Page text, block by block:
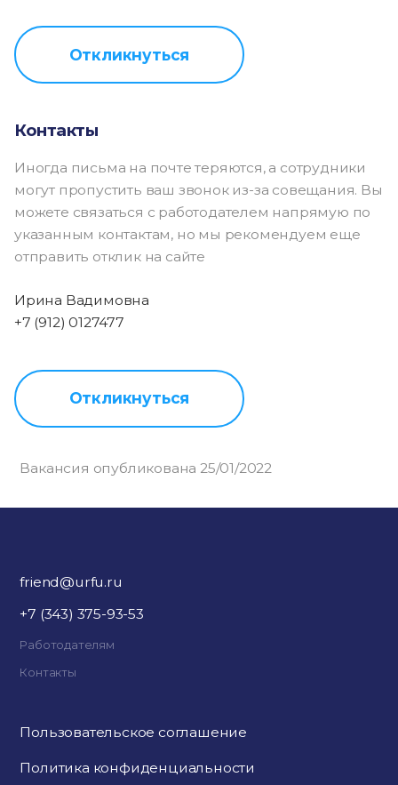
Откликнуться
Контакты
Иногда письма на почте теряются, а сотрудники
могут пропустить ваш звонок из-за совещания. Вы
можете связаться с работодателем напрямую по
указанным контактам, но мы рекомендуем еще
отправить отклик на сайте
Ирина Вадимовна
+7 (912) 0127477
Откликнуться
Вакансия опубликована 25/01/2022
friend@urfu.ru
+7 (343) 375-93-53
Работодателям
Контакты
Пользовательское соглашение
Политика конфиденциальности